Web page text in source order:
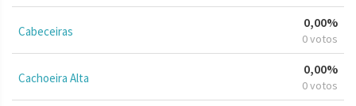
Cabeceiras
0,00%
0 votos
Cachoeira Alta
0,00%
0 votos